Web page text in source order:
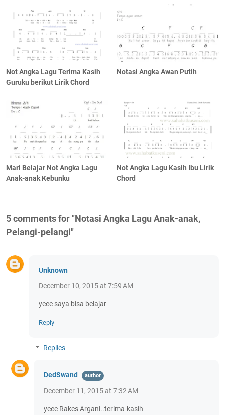
Not Angka Lagu Terima Kasih
Guruku berikut Lirik Chord
Notasi Angka Awan Putih
Mari Belajar Not Angka Lagu
Anak-anak Kebunku
Not Angka Lagu Kasih Ibu Lirik
Chord
5 comments for "Notasi Angka Lagu Anak-anak,
Pelangi-pelangi"
Unknown
December 10, 2015 at 7:59 AM
yeee saya bisa belajar
Reply
Replies
DedSwand
December 11, 2015 at 7:32 AM
yeee Rakes Argani..terima-kasih